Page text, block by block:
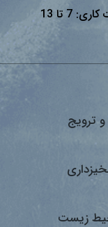
کاری:7 تا 13
ترویج
زیست